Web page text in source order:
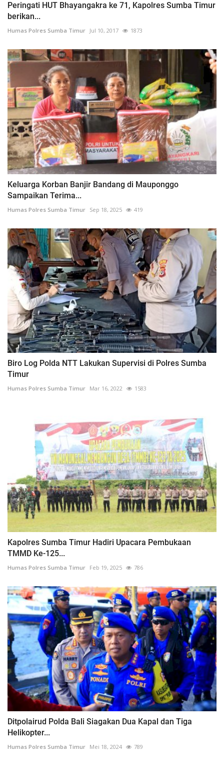
Peringati HUT Bhayangakra ke 71, Kapolres Sumba Timur
berikan...
Humas Polres Sumba Timur Jul 10, 2017 1873
Keluarga Korban Banjir Bandang di Mauponggo
Sampaikan Terima...
Humas Polres Sumba Timur Sep 18, 2025 419
Biro Log Polda NTT Lakukan Supervisi di Polres Sumba
Timur
Humas Polres Sumba Timur Mar 16, 2022 1583
Kapolres Sumba Timur Hadiri Upacara Pembukaan
TMMD Ke-125...
Humas Polres Sumba Timur Feb 19, 2025 786
Ditpolairud Polda Bali Siagakan Dua Kapal dan Tiga
Helikopter...
Humas Polres Sumba Timur Mei 18, 2024 789